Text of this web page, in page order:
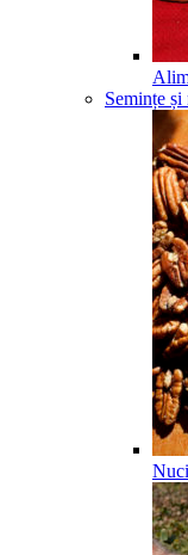
Semințe și